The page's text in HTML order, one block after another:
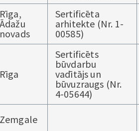
Rīga,
Ādažu
novads
Sertificēta
arhitekte (Nr. 1-
00585)
Rīga
Sertificēts
būvdarbu
vadītājs un
būvuzraugs (Nr.
4-05644)
Zemgale